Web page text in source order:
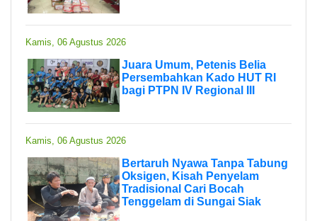
Kamis, 06 Agustus 2026
Juara Umum, Petenis Belia
Persembahkan Kado HUT RI
bagi PTPN IV Regional III
Kamis, 06 Agustus 2026
Bertaruh Nyawa Tanpa Tabung
Oksigen, Kisah Penyelam
Tradisional Cari Bocah
Tenggelam di Sungai Siak